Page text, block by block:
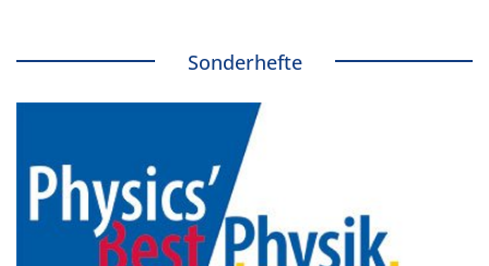
Sonderhefte